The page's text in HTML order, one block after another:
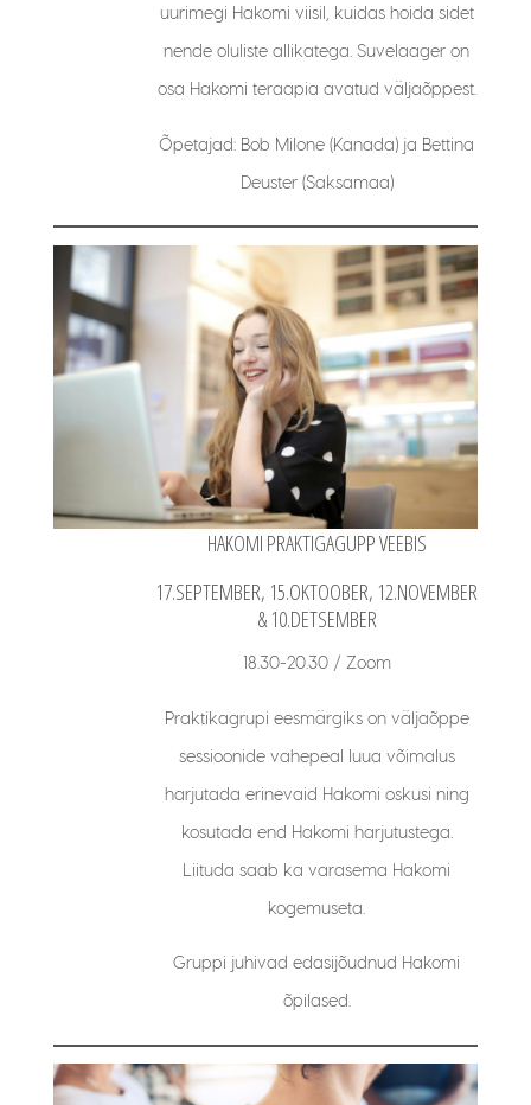
uurimegi Hakomi viisil, kuidas hoida sidet
nende oluliste allikatega. Suvelaager on
osa Hakomi teraapia avatud väljaõppest.
Õpetajad: Bob Milone (Kanada) ja Bettina
Deuster (Saksamaa)
HAKOMI PRAKTIGAGUPP VEEBIS
17.SEPTEMBER, 15.OKTOOBER, 12.NOVEMBER
& 10.DETSEMBER
18.30-20.30 / Zoom
Praktikagrupi eesmärgiks on väljaõppe
sessioonide vahepeal luua võimalus
harjutada erinevaid Hakomi oskusi ning
kosutada end Hakomi harjutustega.
Liituda saab ka varasema Hakomi
kogemuseta.
Gruppi juhivad edasijõudnud Hakomi
õpilased.